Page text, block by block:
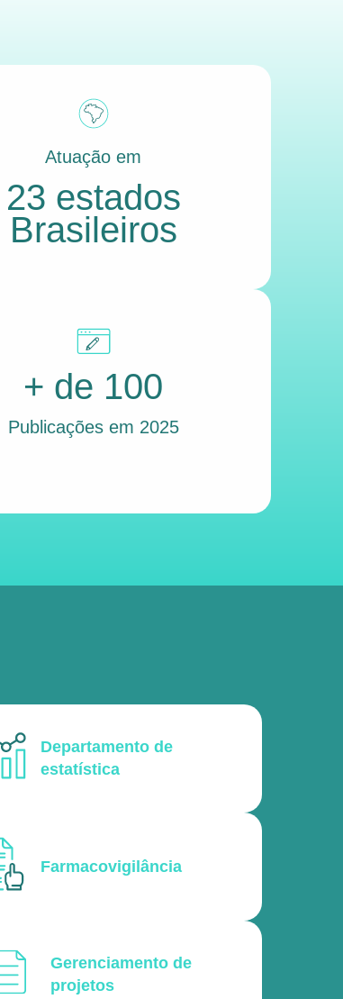
Atuação em
23 estados
Brasileiros
+ de 100
Publicações em 2025
Departamento de
estatística
Farmacovigilância
Gerenciamento de
projetos